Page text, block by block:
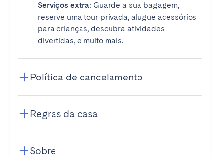
Serviços extra: Guarde a sua bagagem,
reserve uma tour privada, alugue acessórios
para crianças, descubra atividades
divertidas, e muito mais.
Política de cancelamento
Regras da casa
Sobre